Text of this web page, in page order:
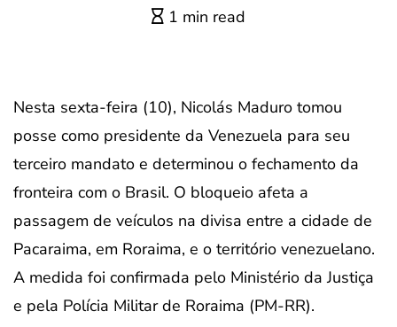
1 min read
Nesta sexta-feira (10), Nicolás Maduro tomou
posse como presidente da Venezuela para seu
terceiro mandato e determinou o fechamento da
fronteira com o Brasil. O bloqueio afeta a
passagem de veículos na divisa entre a cidade de
Pacaraima, em Roraima, e o território venezuelano.
A medida foi confirmada pelo Ministério da Justiça
e pela Polícia Militar de Roraima (PM-RR).